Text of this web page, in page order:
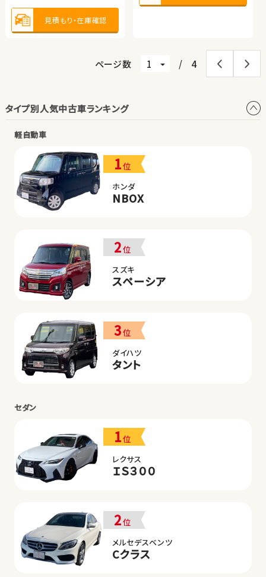
見積もり・在庫確認
ページ数 / 4
タイプ別人気中古車ランキング
軽自動車
1位
ホンダ
NBOX
2位
スズキ
スペーシア
3位
ダイハツ
タント
セダン
1位
レクサス
ＩＳ３００
2位
メルセデスベンツ
Cクラス